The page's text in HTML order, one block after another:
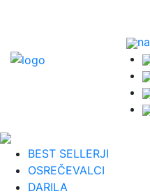
BEST SELLERJI
OSREČEVALCI
DARILA